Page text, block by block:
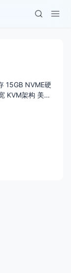
15GB NVME硬
KVM架构 美国